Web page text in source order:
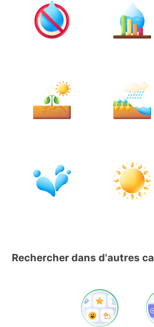
Rechercher dans d'autres